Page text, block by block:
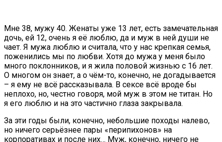
Мне 38, мужу 40. Женаты уже 13 лет, есть замечательная
дочь, ей 12, очень я её люблю, да и муж в ней души не
чает. Я мужа люблю и считала, что у нас крепкая семья,
поженились мы по любви. Хотя до мужа у меня было
много поклонников, и я жила половой жизнью с 16 лет.
О многом он знает, а о чём-то, конечно, не догадывается
– я ему не всё рассказывала. В сексе всё вроде бы
неплохо, но, честно говоря, мой муж в этом не титан. Но
я его люблю и на это частично глаза закрывала.
За эти годы были, конечно, небольшие походы налево,
но ничего серьёзнее пары «перипихонов» на
корпоративах и после них… Муж, конечно, ничего не